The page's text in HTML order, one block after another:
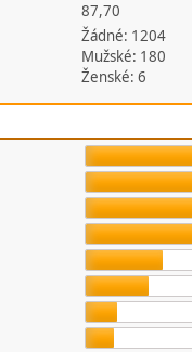
87,70
Žádné: 1204
Mužské: 180
Ženské: 6